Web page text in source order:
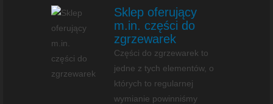
Sklep oferujący
m.in. części do
zgrzewarek
Części do zgrzewarek to
jedne z tych elementów, o
których to regularnej
wymianie powinniśmy